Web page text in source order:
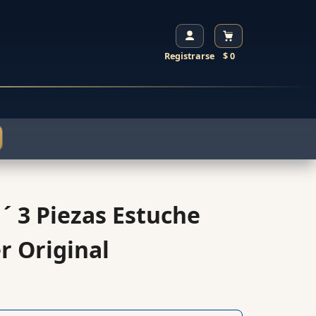
Registrarse $ 0
3 Piezas Estuche
Original